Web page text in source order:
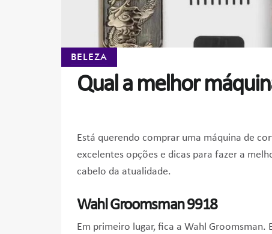
BELEZA
Qual a melhor
Está querendo comprar uma máquina de
excelentes opções e dicas para fazer a
cabelo da atualidade.
Wahl Groomsman9918
Em primeiro lugar, fica a Wahl